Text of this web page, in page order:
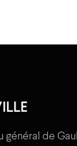
général de